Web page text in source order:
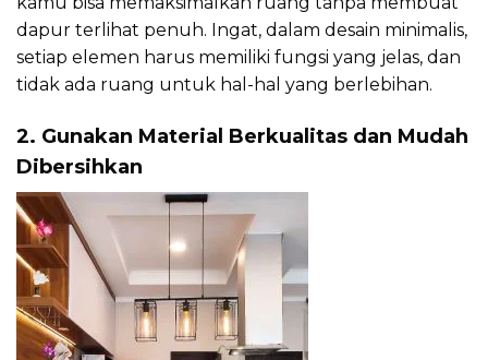
dapur terlihat penuh. Ingat, dalam desain minimalis,
setiap elemen harus memiliki fungsi yang jelas, dan
tidak ada ruang untuk hal-hal yang berlebihan.
2. Gunakan Material Berkualitas dan Mudah
Dibersihkan